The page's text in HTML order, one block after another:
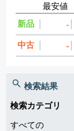
最安値
新品
-
中古 -
検索結果
検索カテゴリ
すべての